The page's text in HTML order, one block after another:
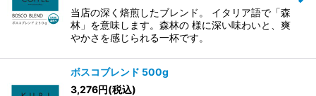
絞り込む
当店の深く焙煎したブレンド。 イタリア語で「森
林」を意味します。森林の 様に深い味わいと、爽
やかさを感じられる一杯です。
ボスコブレンド 500g
3,276円(税込)